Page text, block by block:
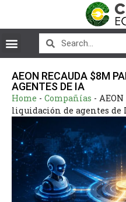
AEON RECAUDA $8M
AGENTES DE IA
Home - Compañías -
liquidación de agentes de